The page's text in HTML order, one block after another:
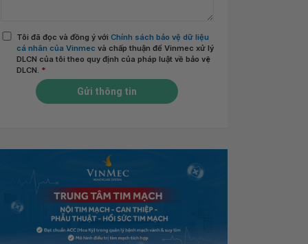
Tôi đã đọc và đồng ý với Chính sách bảo vệ dữ liệu
cá nhân của Vinmec và chấp thuận để Vinmec xử lý
DLCN của tôi theo quy định của pháp luật về bảo vệ
DLCN. *
Gửi thông tin